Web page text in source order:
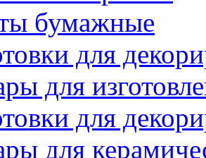
бумажные
для
для
для
для